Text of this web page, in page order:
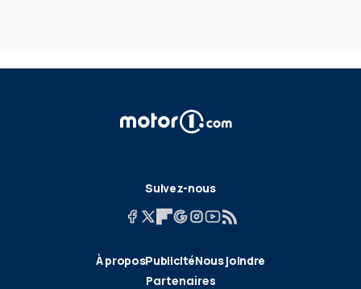
Suivez-nous
À proposPublicitéNous joindre
Partenaires